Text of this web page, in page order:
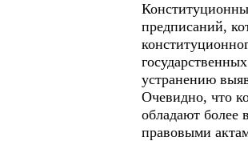
предписаний,
устранению
Очевидно, что
обладают
правовыми